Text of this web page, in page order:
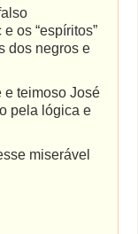
os “espíritos”
dos negros e
e teimoso José
pela lógica e
miserável